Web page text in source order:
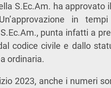
S.Ec.Am. ha approvato
in
punta infatti a
codice civile e dallo
ordinaria.
2023, anche i numeri